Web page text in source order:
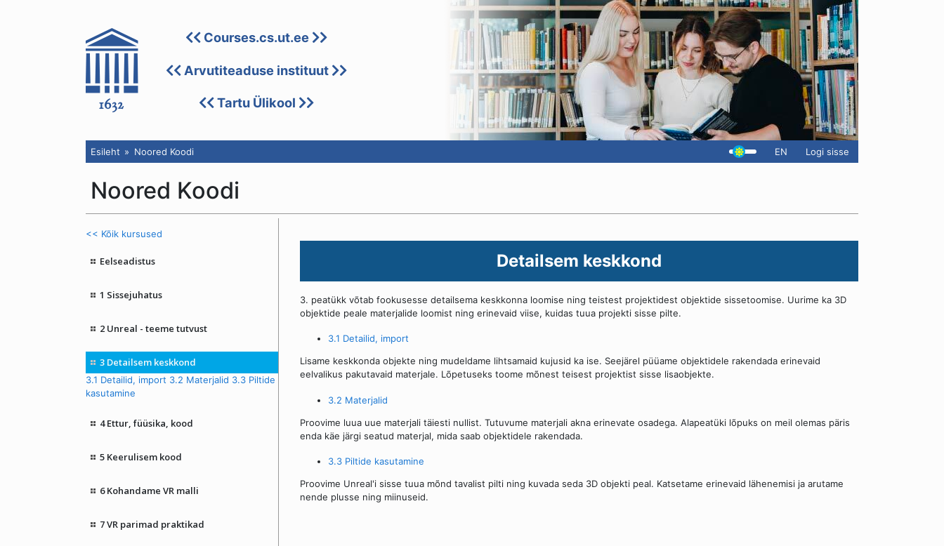
Courses.cs.ut.ee
Arvutiteaduse instituut
Tartu Ülikool
Esileht Noored Koodi EN Logi sisse
Noored Koodi
<< Kõik kursused
Eelseadistus
1 Sissejuhatus
2 Unreal - teeme tutvust
3 Detailsem keskkond
3.1 Detailid, import 3.2 Materjalid 3.3 Piltide
kasutamine
4 Ettur, füüsika, kood
5 Keerulisem kood
6 Kohandame VR malli
7 VR parimad praktikad
Detailsem keskkond
3. peatükk võtab fookusesse detailsema keskkonna loomise ning teistest projektidest objektide sissetoomise. Uurime ka 3D
objektide peale materjalide loomist ning erinevaid viise, kuidas tuua projekti sisse pilte.
3.1 Detailid, import
Lisame keskkonda objekte ning mudeldame lihtsamaid kujusid ka ise. Seejärel püüame objektidele rakendada erinevaid
eelvalikus pakutavaid materjale. Lõpetuseks toome mõnest teisest projektist sisse lisaobjekte.
3.2 Materjalid
Proovime luua uue materjali täiesti nullist. Tutuvume materjali akna erinevate osadega. Alapeatüki lõpuks on meil olemas päris
enda käe järgi seatud materjal, mida saab objektidele rakendada.
3.3 Piltide kasutamine
Proovime Unreal'i sisse tuua mõnd tavalist pilti ning kuvada seda 3D objekti peal. Katsetame erinevaid lähenemisi ja arutame
nende plusse ning miinuseid.